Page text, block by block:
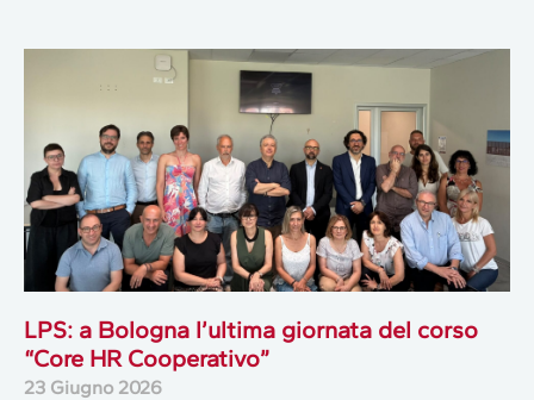
LPS: a Bologna l’ultima giornata del corso
“Core HR Cooperativo”
23 Giugno 2026